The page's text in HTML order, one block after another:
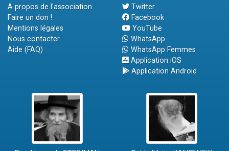
A propos de l'association
Faire un don !
Mentions légales
Nous contacter
Aide (FAQ)
Twitter
Facebook
YouTube
WhatsApp
WhatsApp Femmes
Application iOS
Application Android